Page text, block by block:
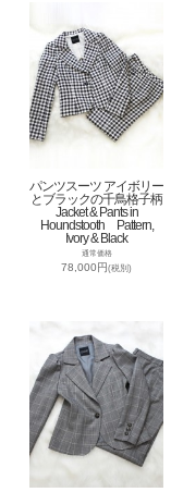
パンツスーツ アイボリー
とブラックの千鳥格子柄
Jacket & Pants in
Houndstooth Pattern,
Ivory & Black
通常価格
78,000円(税別)